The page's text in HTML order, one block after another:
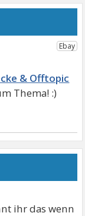
& Offtopic
ihr das wenn